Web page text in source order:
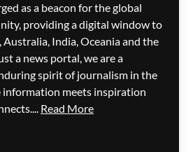
ലക്ഷ്യമിട്ട്
ആക്രമണ
ലോകകപ്പിനിടെ
ചോർന്ന
റിപ്പോർട്ട്
ഇസ്മായില്‍
as a beacon for the global
providing a digital window to
India, Oceania and the
a news portal, we are a
spirit of journalism in the
information meets inspiration
Read More